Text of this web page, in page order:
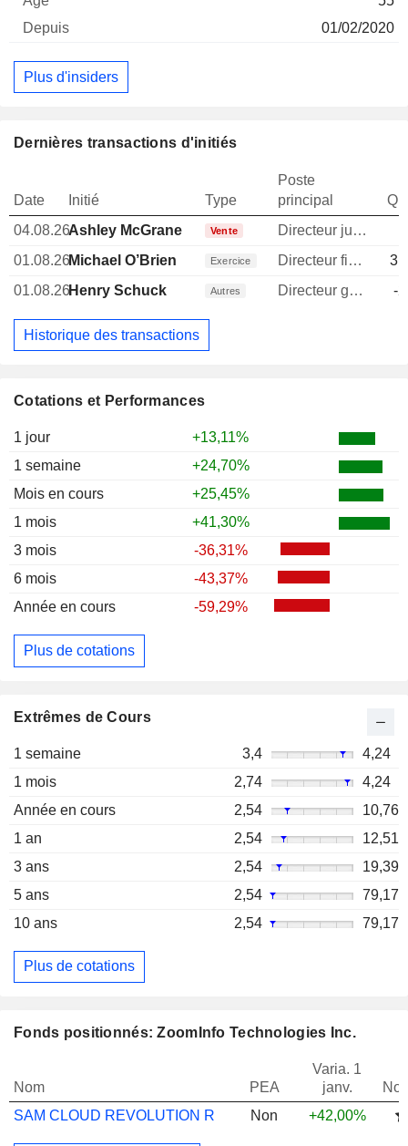
Cotations et Performances
1 jour
+13,11%
1 semaine
+24,70%
Mois en cours
+25,45%
1 mois
+41,30%
3 mois
-36,31%
6 mois
-43,37%
Année en cours
-59,29%
Plus de cotations
Extrêmes de Cours
1 semaine 3,4
4,24
1 mois
2,74
4,24
Année en cours
2,54
10,76
1 an
2,54
12,51
3 ans
2,54
19,39
5 ans
2,54
79,17
10 ans
2,54 79,17
Plus de cotations
01/02/2020
Plus d'insiders
Dernières transactions d'initiés
Date Initié Type
Poste
principal
04.08.26Ashley McGrane Vente
Directeur juridique
01.08.26Michael O’Brien Exercice Directeur financier
01.08.26Henry Schuck Autres Directeur general -
Historique des transactions
Fonds positionnés: ZoomInfo Technologies Inc.
Nom PEA
Varia. 1
janv.
SAM CLOUD REVOLUTION R
Non +42,00%